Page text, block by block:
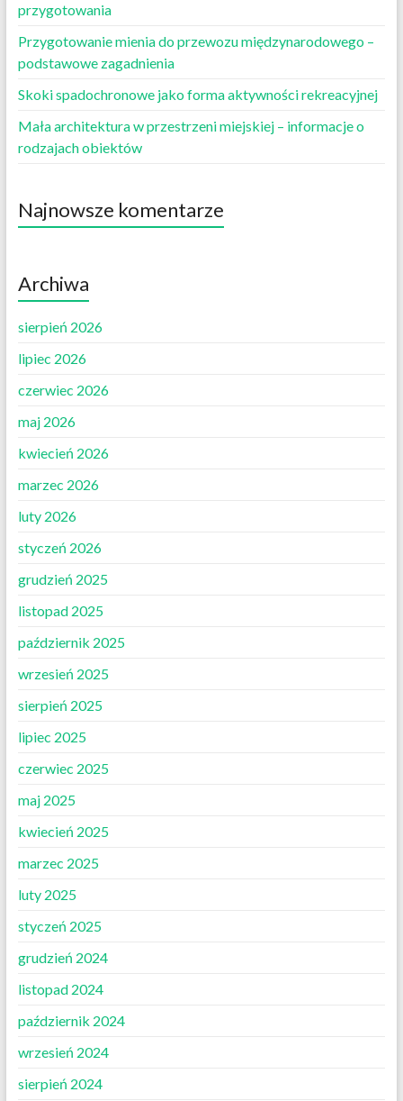
przygotowania
Przygotowanie mienia do przewozu międzynarodowego –
podstawowe zagadnienia
Skoki spadochronowe jako forma aktywności rekreacyjnej
Mała architektura w przestrzeni miejskiej – informacje o
rodzajach obiektów
Najnowsze komentarze
Archiwa
sierpień 2026
lipiec 2026
czerwiec 2026
maj 2026
kwiecień 2026
marzec 2026
luty 2026
styczeń 2026
grudzień 2025
listopad 2025
październik 2025
wrzesień 2025
sierpień 2025
lipiec 2025
czerwiec 2025
maj 2025
kwiecień 2025
marzec 2025
luty 2025
styczeń 2025
grudzień 2024
listopad 2024
październik 2024
wrzesień 2024
sierpień 2024